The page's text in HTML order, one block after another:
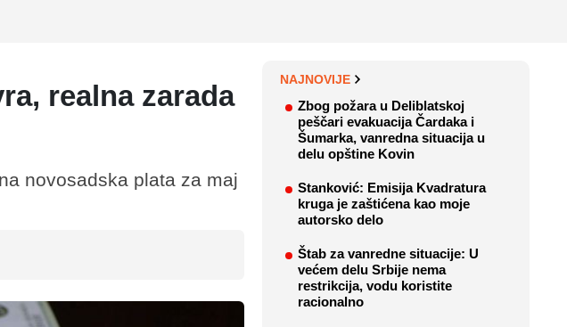
realna zarada
novosadska plata za maj
NAJNOVIJE
Zbog požara u Deliblatskoj
peščari evakuacija Čardaka i
Šumarka, vanredna situacija u
delu opštine Kovin
Stanković: Emisija Kvadratura
kruga je zaštićena kao moje
autorsko delo
Štab za vanredne situacije: U
većem delu Srbije nema
restrikcija, vodu koristite
racionalno